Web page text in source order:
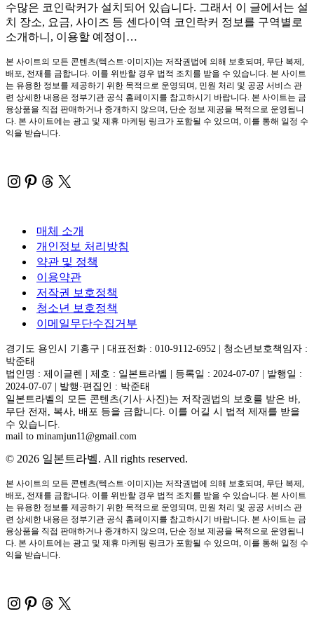
수많은 코인락커가 설치되어 있습니다. 그래서 이 글에서는 설
치 장소, 요금, 사이즈 등 센다이역 코인락커 정보를 구역별로
소개하니, 이용할 예정이…
본 사이트의 모든 콘텐츠(텍스트·이미지)는 저작권법에 의해 보호되며, 무단 복제,
배포, 전재를 금합니다. 이를 위반할 경우 법적 조치를 받을 수 있습니다. 본 사이트
는 유용한 정보를 제공하기 위한 목적으로 운영되며, 민원 처리 및 공공 서비스 관
련 상세한 내용은 정부기관 공식 홈페이지를 참고하시기 바랍니다. 본 사이트는 금
융상품을 직접 판매하거나 중개하지 않으며, 단순 정보 제공을 목적으로 운영됩니
다. 본 사이트에는 광고 및 제휴 마케팅 링크가 포함될 수 있으며, 이를 통해 일정 수
익을 받습니다.
Instagram
Pinterest
Threads
X
매체 소개
개인정보 처리방침
약관 및 정책
이용약관
저작권 보호정책
청소년 보호정책
이메일무단수집거부
경기도 용인시 기흥구 | 대표전화 : 010-9112-6952 | 청소년보호책임자 :
박준태
법인명 : 제이글렌 | 제호 : 일본트라벨 | 등록일 : 2024-07-07 | 발행일 :
2024-07-07 | 발행·편집인 : 박준태
일본트라벨의 모든 콘텐츠(기사·사진)는 저작권법의 보호를 받은 바,
무단 전재, 복사, 배포 등을 금합니다. 이를 어길 시 법적 제재를 받을
수 있습니다.
mail to minamjun11@gmail.com
© 2026 일본트라벨. All rights reserved.
본 사이트의 모든 콘텐츠(텍스트·이미지)는 저작권법에 의해 보호되며, 무단 복제,
배포, 전재를 금합니다. 이를 위반할 경우 법적 조치를 받을 수 있습니다. 본 사이트
는 유용한 정보를 제공하기 위한 목적으로 운영되며, 민원 처리 및 공공 서비스 관
련 상세한 내용은 정부기관 공식 홈페이지를 참고하시기 바랍니다. 본 사이트는 금
융상품을 직접 판매하거나 중개하지 않으며, 단순 정보 제공을 목적으로 운영됩니
다. 본 사이트에는 광고 및 제휴 마케팅 링크가 포함될 수 있으며, 이를 통해 일정 수
익을 받습니다.
Instagram
Pinterest
Threads
X